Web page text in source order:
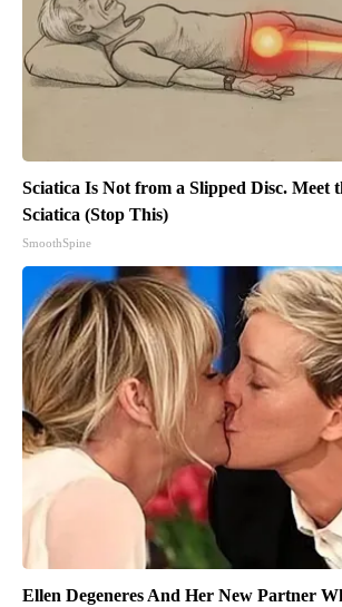
Sciatica Is Not from a Slipped Disc. Meet
Sciatica (Stop This)
SmoothSpine
Ellen Degeneres And Her New Partner